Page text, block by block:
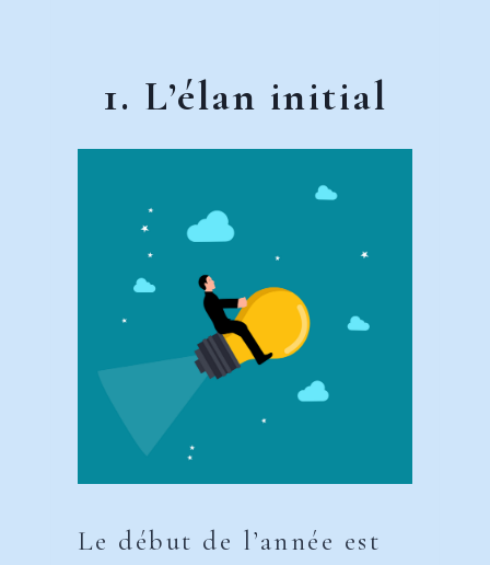
1. L’élan initial
Le début de l’année est